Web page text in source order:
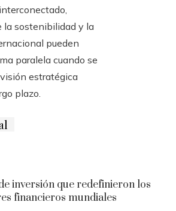
la sostenibilidad y la
pueden
paralela cuando se
estratégica
plazo.
inversión que redefinieron los
financieros mundiales